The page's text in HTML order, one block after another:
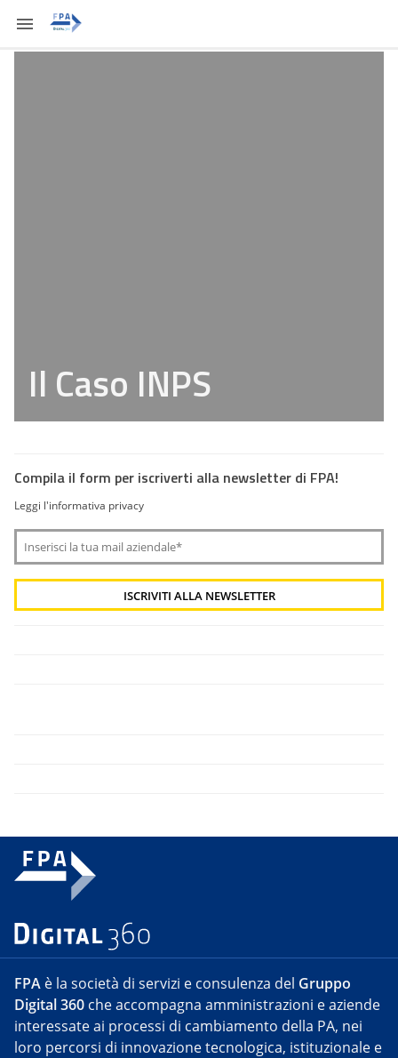
Il Caso INPS
Compila il form per iscriverti alla newsletter di FPA!
Leggi l'informativa privacy
FPA è la società di servizi e consulenza del Gruppo
Digital 360 che accompagna amministrazioni e aziende
interessate ai processi di cambiamento della PA, nei
loro percorsi di innovazione tecnologica, istituzionale e